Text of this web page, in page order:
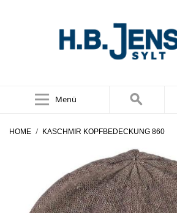
Menü
HOME / KASCHMIR KOPFBEDECKUNG 860